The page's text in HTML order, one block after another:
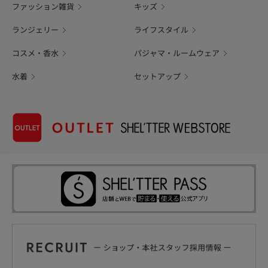
ファッション雑貨 キッズ
ランジェリー ライフスタイル
コスメ・香水 パジャマ・ルームウェア
水着 セットアップ